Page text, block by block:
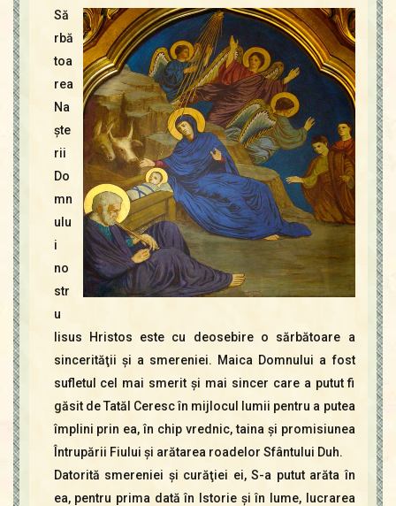
Icoane
Mărgăritare
Calendar
Glosar
Repere
Să
rbă
toa
rea
Na
şte
rii
Do
mn
ulu
i
no
str
u
Iisus Hristos este cu deosebire o sărbătoare a
sincerităţii şi a smereniei. Maica Domnului a fost
sufletul cel mai smerit şi mai sincer care a putut fi
găsit de Tatăl Ceresc în mijlocul lumii pentru a putea
împlini prin ea, în chip vrednic, taina şi promisiunea
Întrupării Fiului şi arătarea roadelor Sfântului Duh.
Datorită smereniei şi curăţiei ei, S-a putut arăta în
ea, pentru prima dată în Istorie şi în lume, lucrarea